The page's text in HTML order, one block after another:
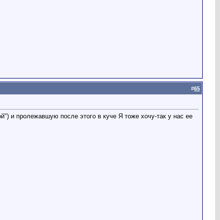
#65
и пролежавшую после этого в куче Я тоже хочу-так у нас ее